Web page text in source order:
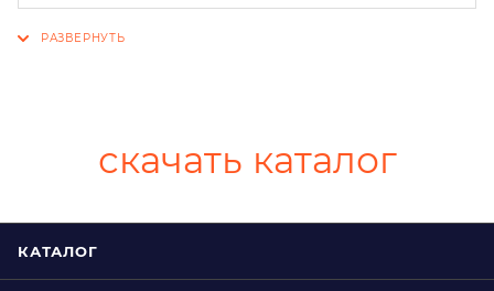
скачать каталог
КАТАЛОГ